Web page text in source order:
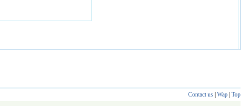
Contact us| Wap| Top